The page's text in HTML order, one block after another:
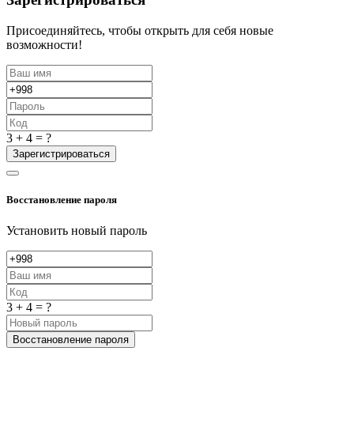
Присоединяйтесь, чтобы открыть для себя новые
возможности!
3 + 4 = ?
Зарегистрироваться
Восстановление пароля
Установить новый пароль
3 + 4 = ?
Восстановление пароля